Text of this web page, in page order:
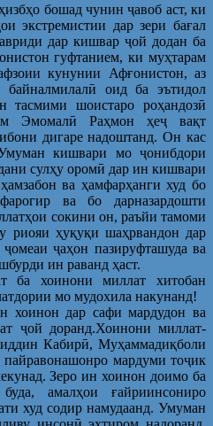
бошад чунин ҷавоб аст, ки
экстремистии дар зери бағал
дар кишвар ҷой додан ба
гуфтанием, ки муҳтарам
кунунии Афғонистон, аз
байналмилалӣ оид ба эътидол
тасмими шоистаро роҳандозӣ
Эмомалӣ Раҳмон ҳеҷ вақт
дигаре надоштанд. Он кас
кишвари мо ҷонибдори
сулҳу оромӣ дар ин кишвари
ва ҳамфарҳанги худ бо
ва бо дарназардошти
сокини он, раъйи тамоми
риояи ҳуқуқи шаҳрвандон дар
ҷаҳон пазируфташуда ва
ин раванд ҳаст.
ба хоинони миллат хитобан
мо мудохила накунанд!
хоинон дар сафи мардудон ва
ҷой доранд.Хоинони миллат-
Кабирӣ, Муҳаммадиқболи
мардуми тоҷик
Зеро ин хоинон доимо ба
амалҳои ғайриинсониро
худ содир намудаанд. Умуман